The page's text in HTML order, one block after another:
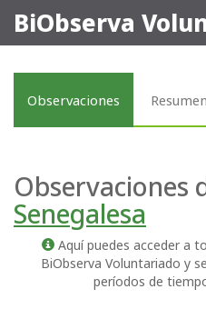
BiObserva
Observaciones
Observaciones
Senegalesa
Aquí puedes acceder a
BiObserva Voluntariado y
períodos de